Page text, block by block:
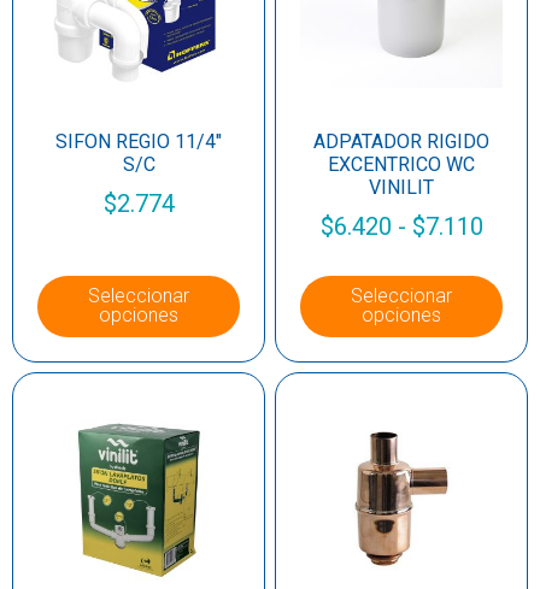
SIFON REGIO 11/4″
S/C
$2.774
Seleccionar
opciones
ADPATADOR RIGIDO
EXCENTRICO WC
VINILIT
$6.420 - $7.110
Seleccionar
opciones